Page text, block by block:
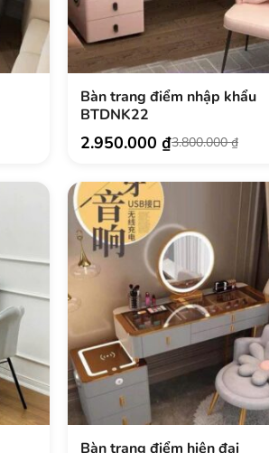
Bàn trang điểm nhập khẩu
BTDNK22
3.800.000₫
Giá
3.800.000 ₫.
2.950.000 ₫
Giá
là:
2.950.000 ₫.
Bàn trang điểm hiện đại